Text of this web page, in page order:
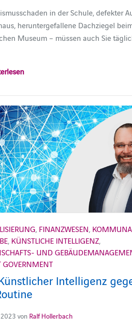
in der Schule, defekter
heruntergefallene Dachziegel
Museum ­– müssen auch Sie
, FINANZWESEN,
, KÜNSTLICHE INTELLIGENZ,
UND
GOVERNMENT
Intelligenz
von Ralf Hollerbach